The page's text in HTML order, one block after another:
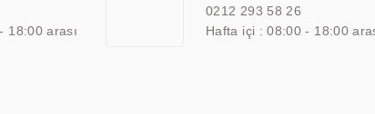
18:00 arası
0212 293 58 26
Hafta içi : 08:00 - 18:00